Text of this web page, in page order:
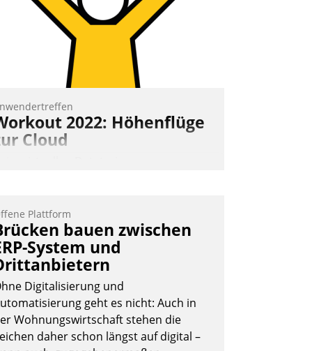
2022: Höhenflüge
Cloud
kurzweilige Einblicke in
Cloud-Strategien und -
mit hohem Zukunftspotenzial.
Andreas Lerchner
Plattform
bauen zwischen
System und
Digitalisierung und
geht es nicht: Auch in
Wohnungswirtschaft stehen die
daher schon längst auf digital –